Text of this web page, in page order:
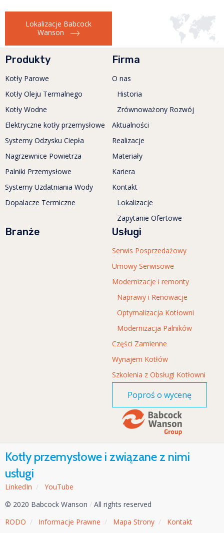
Lokalizacje Babcock
Wanson
Produkty
Kotły Parowe
Kotły Oleju Termalnego
Kotły Wodne
Elektryczne kotły przemysłowe
Systemy Odzysku Ciepła
Nagrzewnice Powietrza
Palniki Przemysłowe
Systemy Uzdatniania Wody
Dopalacze Termiczne
Firma
O nas
Historia
Zrównoważony Rozwój
Aktualności
Realizacje
Materiały
Kariera
Kontakt
Lokalizacje
Zapytanie Ofertowe
Branże Usługi
Serwis Posprzedażowy
Umowy Serwisowe
Modernizacje i remonty
Naprawy i Renowacje
Optymalizacja Kotłowni
Modernizacja Palników
Części Zamienne
Wynajem Kotłów
Szkolenia z Obsługi Kotłowni
Poproś o wycenę
Kotły przemysłowe i związane z nimi
usługi
LinkedIn /
YouTube
© 2020 Babcock Wanson / All rights reserved
RODO / Informacje Prawne / Mapa Strony / Kontakt